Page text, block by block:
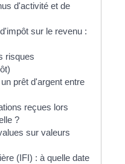
d'activité et de
sur le revenu :
risques
prêt d'argent entre
reçues lors
?
sur valeurs
(IFI) : à quelle date